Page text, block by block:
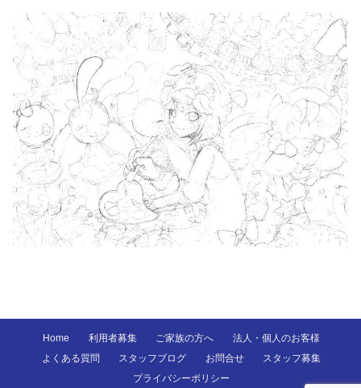
Home 利用者募集 ご家族の方へ
法人・個人のお客様
よくある質問
スタッフブログ お問合せ
スタッフ募集
プライバシーポリシー